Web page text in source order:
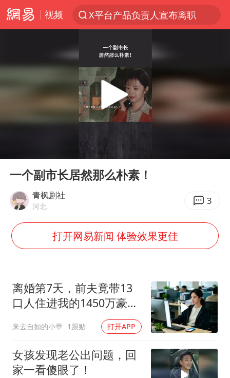
视频
X平台产品负责人宣布离职
美国退回1000亿美元关税
38岁山东财大教授刘海明逝世
李亚鹏向地铁吐血女孩捐99999元
FIFA官方支持因凡蒂诺
如何把百年大党建设得更加坚强有力
沙特否认与胡塞武装举行会谈
日本籍女网红在韩直播时自杀身亡
多专业取消艺考 文化工作者要有文化
汕头市政府被约谈
南太行山失联女孩最后信号不在山林
总书记关心百姓身边这些民生大事
Play
一个副市长居然那么朴素！
青枫剧社
河北 3
打开网易新闻 体验效果更佳
离婚第7天，前夫竟带13
口人住进我的1450万豪
来去自如的小章 1跟贴 打开APP
女孩发现老公出问题，回
家一看傻眼了！